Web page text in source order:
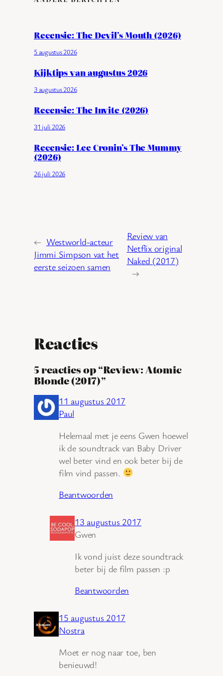
Recensie: The Devil’s Mouth (2026)
5 augustus 2026
Kijktips van augustus 2026
3 augustus 2026
Recensie: The Invite (2026)
31 juli 2026
Recensie: Lee Cronin’s The Mummy
(2026)
26 juli 2026
← Westworld-acteur
Jimmi Simpson vat het
eerste seizoen samen
Review van
Netflix original
Naked (2017)
→
Reacties
5 reacties op “Review: Atomic
Blonde (2017)”
11 augustus 2017
Paul
Helemaal met je eens Gwen hoewel
ik de soundtrack van Baby Driver
wel beter vind en ook beter bij de
film vind passen.
Beantwoorden
13 augustus 2017
Gwen
Ik vond juist deze soundtrack
beter bij de film passen :p
Beantwoorden
15 augustus 2017
Nostra
Moet er nog naar toe, ben
benieuwd!